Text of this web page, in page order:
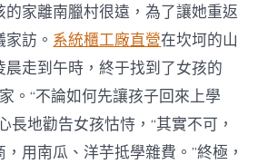
的家離南臘村很遠，為了讓她重返
訪。 系統櫃工廠直營在坎坷的山
走到午時，終于找到了女孩的
家。“不論如何先讓孩子回來上學
長地勸告女孩怙恃，“其實不可，
用南瓜、洋芋抵學雜費。”終極，